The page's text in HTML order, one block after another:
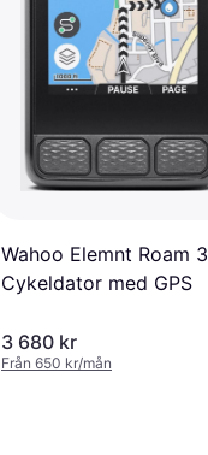
Wahoo Elemnt Roam 3
Cykeldator med GPS
3 680 kr
Från 650 kr/mån